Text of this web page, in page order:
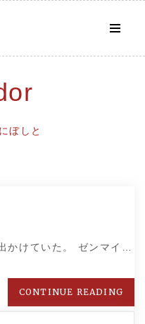
ぼしと
かけていた。 ゼンマイ…
CONTINUE READING